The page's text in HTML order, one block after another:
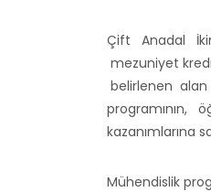
Çift Anadal
mezuniyet
belirlenen alan
programının,
kazanımlarına
Mühendislik